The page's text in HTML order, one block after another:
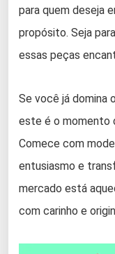
para quem deseja
propósito. Seja
essas peças
Se você já domina
este é o momento
Comece com
entusiasmo e
mercado está
com carinho e